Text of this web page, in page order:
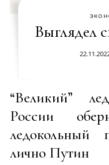
Выглядел
“Великий”
России
ледокольный
лично Путин